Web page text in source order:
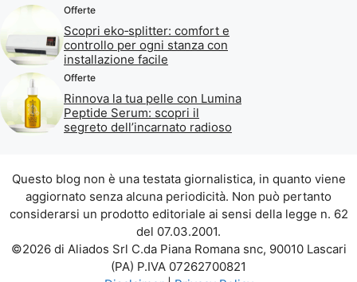
Offerte
Scopri eko‑splitter: comfort e
controllo per ogni stanza con
installazione facile
Offerte
Rinnova la tua pelle con Lumina
Peptide Serum: scopri il
segreto dell’incarnato radioso
Questo blog non è una testata giornalistica, in quanto viene
aggiornato senza alcuna periodicità. Non può pertanto
considerarsi un prodotto editoriale ai sensi della legge n. 62
del 07.03.2001.
©2026 di Aliados Srl C.da Piana Romana snc, 90010 Lascari
(PA) P.IVA 07262700821